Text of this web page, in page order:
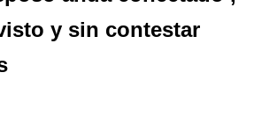
y sin contestar